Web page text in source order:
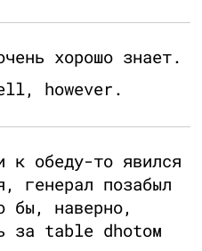
хорошо знает.
however.
к обеду-то явился
генерал позабыл
бы, наверно,
за table dhotом